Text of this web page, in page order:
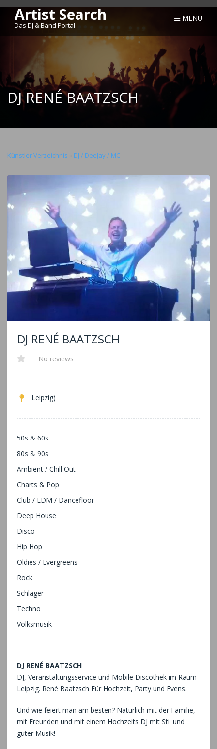
Artist Search
Das DJ & Band Portal
MENU
DJ RENÉ BAATZSCH
Künstler Verzeichnis DJ / DeeJay / MC
DJ RENÉ BAATZSCH
No reviews
Leipzig)
50s & 60s
80s & 90s
Ambient / Chill Out
Charts & Pop
Club / EDM / Dancefloor
Deep House
Disco
Hip Hop
Oldies / Evergreens
Rock
Schlager
Techno
Volksmusik
DJ RENÉ BAATZSCH
DJ, Veranstaltungsservice und Mobile Discothek im Raum
Leipzig. René Baatzsch Für Hochzeit, Party und Evens.
Und wie feiert man am besten? Natürlich mit der Familie,
mit Freunden und mit einem Hochzeits DJ mit Stil und
guter Musik!